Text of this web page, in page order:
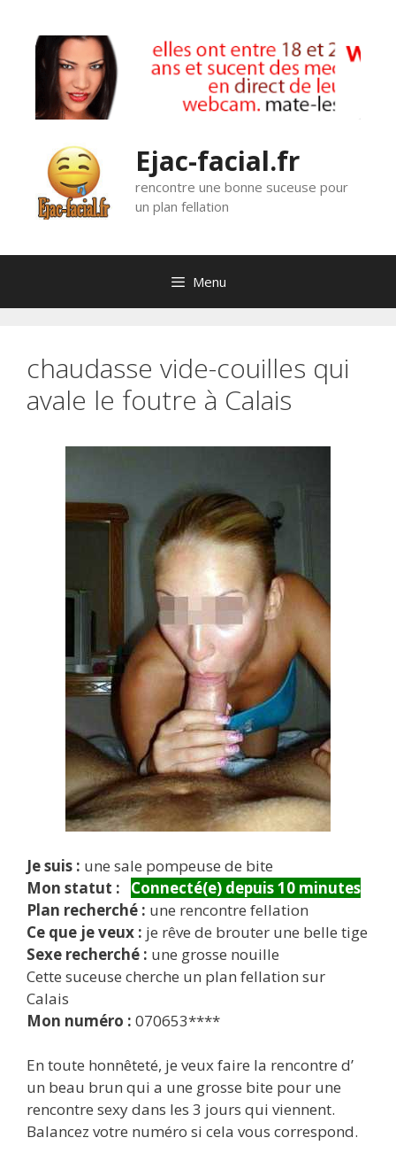
contenu
Ejac-facial.fr
rencontre une bonne suceuse pour
un plan fellation
Menu
chaudasse vide-couilles qui
avale le foutre à Calais
Je suis : une sale pompeuse de bite
Mon statut :
Connecté(e) depuis 10 minutes
Plan recherché : une rencontre fellation
Ce que je veux : je rêve de brouter une belle tige
Sexe recherché : une grosse nouille
Cette suceuse cherche un plan fellation sur
Calais
Mon numéro : 070653****
En toute honnêteté, je veux faire la rencontre d’
un beau brun qui a une grosse bite pour une
rencontre sexy dans les 3 jours qui viennent.
Balancez votre numéro si cela vous correspond.